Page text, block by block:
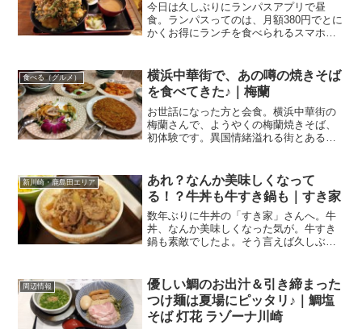
今日は久しぶりにランパスアプリで昼
食。ランパスってのは、月額380円でとに
かくお得にランチを食べられるスマホア
プリ｜ランチパスポートアプリ↑詳しくは
こちらをクリックしてく...
食べる（グルメ）
横浜中華街で、あの噂の焼きそば
を食べてきた♪｜梅蘭
お世話になった方と会食。横浜中華街の
梅蘭さんで、ようやくの梅蘭焼きそば、
初体験です。異国情緒溢れる街とある週
ンチのご会食することに。お二人とも、
もんのすんごくお久しぶり...
新川崎・鹿島田エリア
あれ？なんか美味しくなって
る！？牛丼も牛すき鍋も｜すき家
数年ぶりに牛丼の「すき家」さんへ。牛
丼、なんか美味しくなった気が。牛すき
鍋も素敵でしたよ。そう言えば久しぶり
りゃーもー、楽しかったですよ(笑)ただ
ね、仕事を終えて食...
周辺情報
優しい鯛のお出汁＆引き締まった
つけ麺は夏場にピッタリ♪｜鯛塩
そば 灯花 ラゾーナ川崎